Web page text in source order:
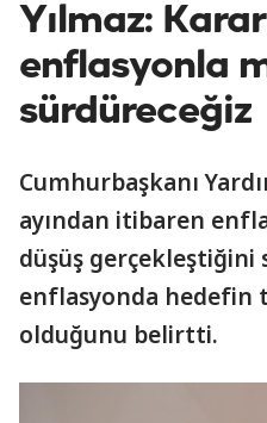
Yılmaz:
enflasyonla
sürdüreceğiz
Cumhurbaşkanı
ayından itibaren
düşüş gerçekleştiğini
enflasyonda hedefin
olduğunu belirtti.